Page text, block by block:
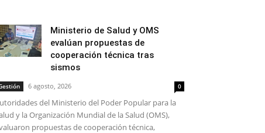
Ministerio de Salud y OMS
evalúan propuestas de
cooperación técnica tras
sismos
6 agosto, 2026 0
del Ministerio del Poder Popular para la
y la Organización Mundial de la Salud (OMS),
propuestas de cooperación técnica,